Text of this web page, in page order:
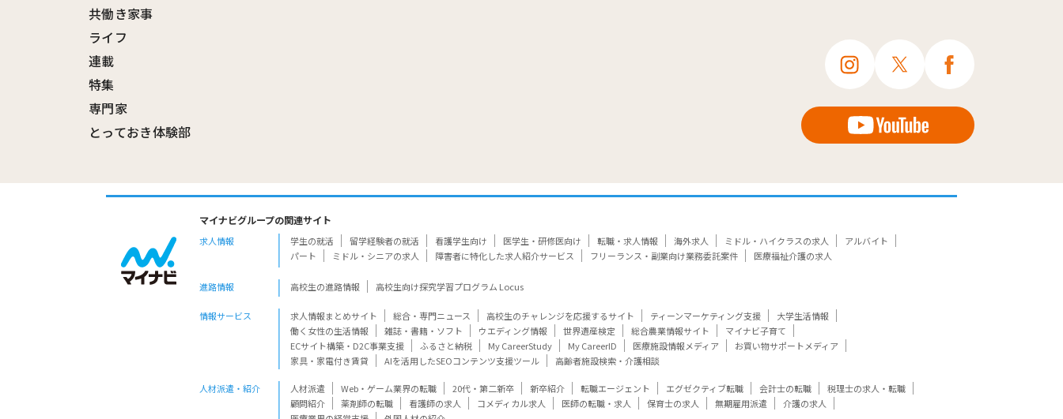
共働き家事
ライフ
連載
特集
専門家
とっておき体験部
マイナビグループの関連サイト
求人情報 学生の就活 留学経験者の就活 看護学生向け 医学生・研修医向け 転職・求人情報 海外求人 ミドル・ハイクラスの求人
アルバイト
パート
ミドル・シニアの求人 障害者に特化した求人紹介サービス フリーランス・副業向け業務委託案件 医療福祉介護の求人
進路情報 高校生の進路情報 高校生向け探究学習プログラム Locus
情報サービス 求人情報まとめサイト 総合・専門ニュース 高校生のチャレンジを応援するサイト ティーンマーケティング支援
大学生活情報
働く女性の生活情報
雑誌・書籍・ソフト ウエディング情報 世界遺産検定 総合農業情報サイト
マイナビ子育て
ECサイト構築・D2C事業支援
ふるさと納税 My CareerStudy My CareerID 医療施設情報メディア
お買い物サポートメディア
家具・家電付き賃貸
AIを活用したSEOコンテンツ支援ツール 高齢者施設検索・介護相談
人材派遣・紹介 人材派遣 Web・ゲーム業界の転職 20代・第二新卒 新卒紹介 転職エージェント エグゼクティブ転職 会計士の転職
税理士の求人・転職
顧問紹介
薬剤師の転職 看護師の求人 コメディカル求人 医師の転職・求人 保育士の求人 無期雇用派遣
介護の求人